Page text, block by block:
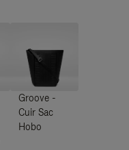
Groove -
Cuir Sac
Hobo